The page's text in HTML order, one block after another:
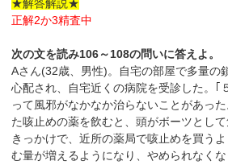
★解答解説★
正解2か3精査中
次の文を読み106～108の問いに答えよ。
Aさん(32歳、男性)。自宅の部屋で多量の
心配され、自宅近くの病院を受診した。｢
って風邪がなかなか治らないことがあっ
た咳止めの薬を飲むと、頭がボーツとし
きっかけで、近所の薬局で咳止めを買う
む量が増えるようになり、やめられなく